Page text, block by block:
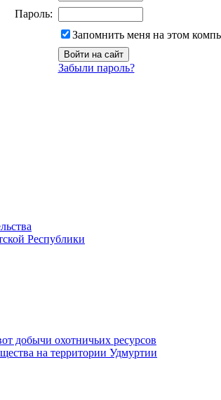
Пароль:
Запомнить меня на этом
Забыли пароль?
Республики
добычи охотничьих ресурсов
на территории Удмуртии